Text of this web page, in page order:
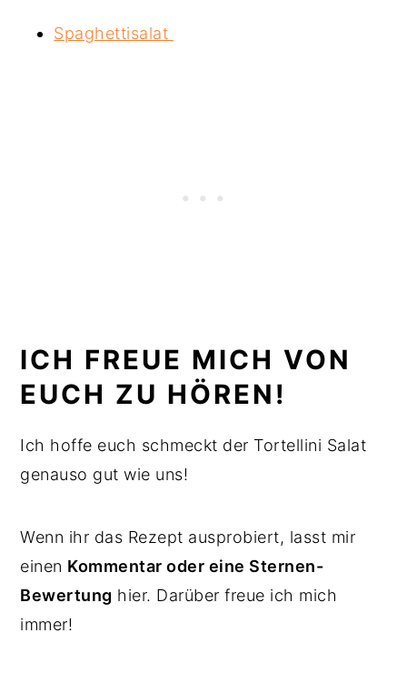
Spaghettisalat
ICH FREUE MICH VON
EUCH ZU HÖREN!
Ich hoffe euch schmeckt der Tortellini Salat
genauso gut wie uns!
Wenn ihr das Rezept ausprobiert, lasst mir
einen Kommentar oder eine Sternen-
Bewertung hier. Darüber freue ich mich
immer!